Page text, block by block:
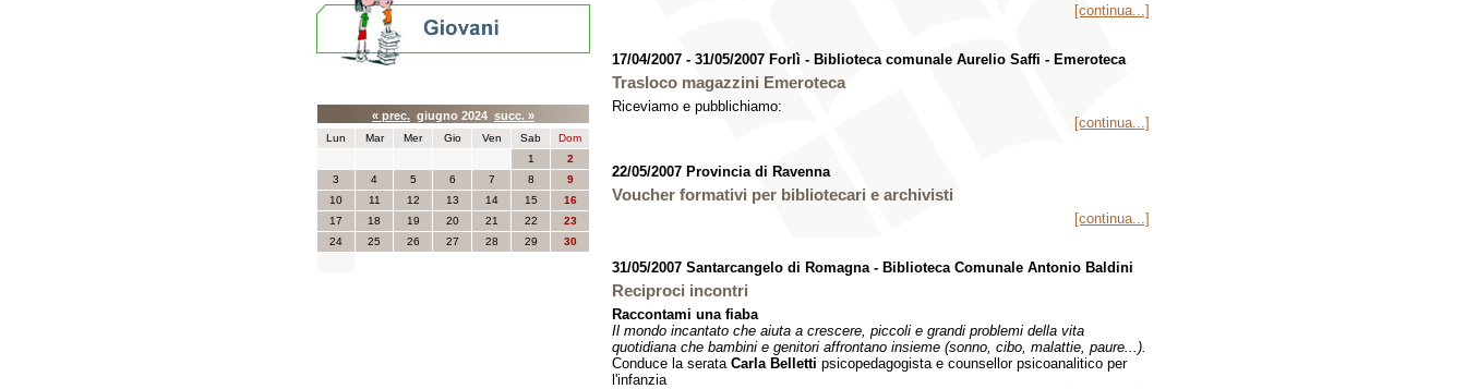
[continua...]
17/04/2007 - 31/05/2007 Forlì - Biblioteca comunale Aurelio Saffi - Emeroteca
Trasloco magazzini Emeroteca
Riceviamo e pubblichiamo:
[continua...]
22/05/2007 Provincia di Ravenna
Voucher formativi per bibliotecari e archivisti
[continua...]
31/05/2007 Santarcangelo di Romagna - Biblioteca Comunale Antonio Baldini
Reciproci incontri
Raccontami una fiaba
Il mondo incantato che aiuta a crescere, piccoli e grandi problemi della vita
quotidiana che bambini e genitori affrontano insieme (sonno, cibo, malattie, paure...).
Conduce la serata Carla Belletti psicopedagogista e counsellor psicoanalitico per
l'infanzia
« prec. giugno 2024 succ. »
Lun Mar Mer Gio Ven Sab
Dom
1
2
3
4 5 6 7 8
9
10
11 12 13 14 15
16
17
18 19 20 21 22
23
24
25 26 27 28 29 30